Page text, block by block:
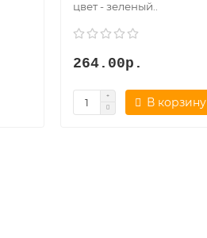
цвет - зеленый..
264.00р.
В корзину